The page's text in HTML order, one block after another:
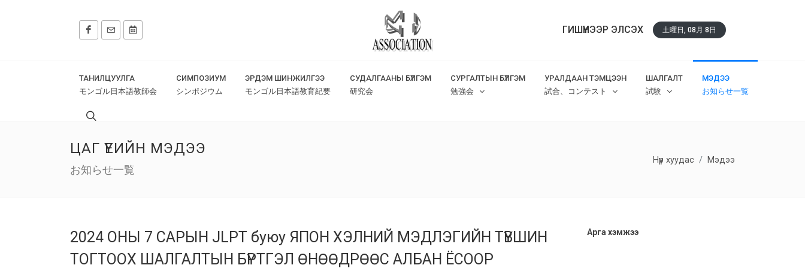
ГИШҮҮНЭЭР ЭЛСЭХ 土曜日, 08月 8日
ТАНИЛЦУУЛГА
モンゴル日本語教師会
СИМПОЗИУМ
シンポジウム
ЭРДЭМ ШИНЖИЛГЭЭ
モンゴル日本語教育紀要
СУДАЛГААНЫ БҮЛГЭМ
研究会
СУРГАЛТЫН БҮЛГЭМ
勉強会
УРАЛДААН ТЭМЦЭЭН
試合、コンテスト
ШАЛГАЛТ
試験
МЭДЭЭ
お知らせ一覧
ЦАГ ҮЕИЙН МЭДЭЭ
お知らせ一覧
Нүүр хуудас Мэдээ
2024 ОНЫ 7 САРЫН JLPT буюу ЯПОН ХЭЛНИЙ МЭДЛЭГИЙН ТҮВШИН
ТОГТООХ ШАЛГАЛТЫН БҮРТГЭЛ ӨНӨӨДРӨӨС АЛБАН ЁСООР
Арга хэмжээ